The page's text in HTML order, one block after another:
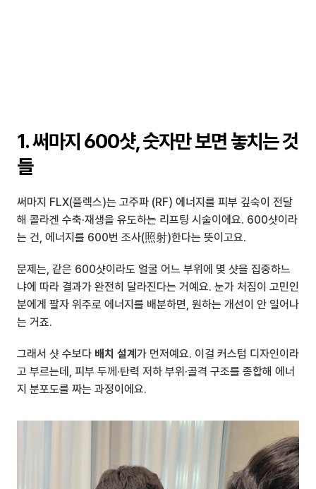
1. 써마지 600샷, 숫자만 보면 놓치는 것
들
써마지 FLX(플렉스)는 고주파 (RF) 에너지를 피부 깊숙이 전달
해 콜라겐 수축·재생을 유도하는 리프팅 시술이에요. 600샷이라
는 건, 에너지를 600번 조사(照射)한다는 뜻이고요.
문제는, 같은 600샷이라도 얼굴 어느 부위에 몇 샷을 집중하느
냐에 따라 결과가 완전히 달라진다는 거예요. 눈가 처짐이 고민인
분에게 팔자 위주로 에너지를 배분하면, 원하는 개선이 안 일어나
는 거죠.
그래서 샷 수보다 배치 설계 가 먼저예요. 이걸 커스텀 디자인이라
고 부르는데, 피부 두께·탄력 저하 부위·골격 구조를 종합해 에너
지 분포도를 짜는 과정이에요.